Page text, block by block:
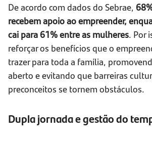
De acordo com dados do Sebrae,
recebem apoio ao empreender,
cai para 61% entre as mulheres. Por
reforçar os benefícios que o
trazer para toda a família,
aberto e evitando que barreiras
preconceitos se tornem obstáculos.
Dupla jornada e gestão do